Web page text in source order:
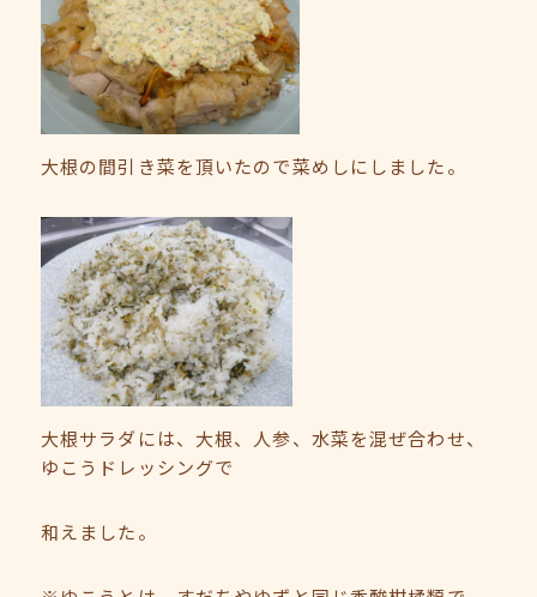
大根の間引き菜を頂いたので菜めしにしました。
大根サラダには、大根、人参、水菜を混ぜ合わせ、
ゆこうドレッシングで
和えました。